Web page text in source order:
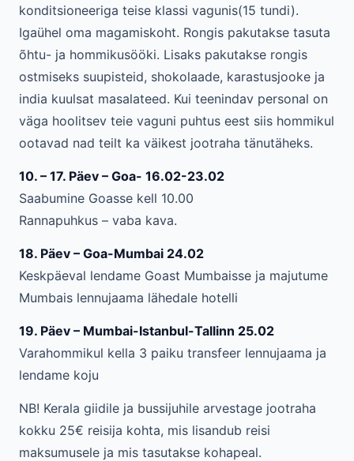
konditsioneeriga teise klassi vagunis(15 tundi).
Igaühel oma magamiskoht. Rongis pakutakse tasuta
õhtu- ja hommikusööki. Lisaks pakutakse rongis
ostmiseks suupisteid, shokolaade, karastusjooke ja
india kuulsat masalateed. Kui teenindav personal on
väga hoolitsev teie vaguni puhtus eest siis hommikul
ootavad nad teilt ka väikest jootraha tänutäheks.
10. – 17. Päev – Goa- 16.02-23.02
Saabumine Goasse kell 10.00
Rannapuhkus – vaba kava.
18. Päev – Goa-Mumbai 24.02
Keskpäeval lendame Goast Mumbaisse ja majutume
Mumbais lennujaama lähedale hotelli
19. Päev – Mumbai-Istanbul-Tallinn 25.02
Varahommikul kella 3 paiku transfeer lennujaama ja
lendame koju
NB! Kerala giidile ja bussijuhile arvestage jootraha
kokku 25€ reisija kohta, mis lisandub reisi
maksumusele ja mis tasutakse kohapeal.